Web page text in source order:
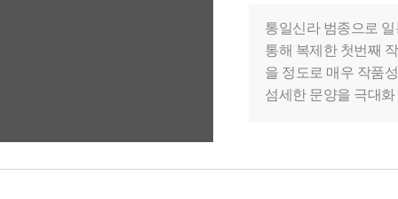
통일신라 범종으로
통해 복제한 첫번째
을 정도로 매우 작품
섬세한 문양을 극대